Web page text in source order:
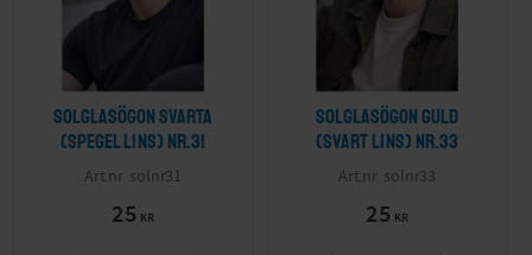
Solglasögon svarta
(spegel lins) nr.31
solnr31
25 KR
Solglasögon guld
(svart lins) nr.33
solnr33
25 KR